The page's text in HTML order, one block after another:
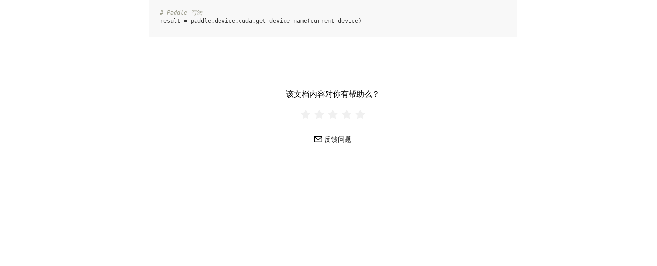
# Paddle 写法
result = paddle.device. cuda.get_device_name( current_device)
该文档内容对你有帮助么？
反馈问题